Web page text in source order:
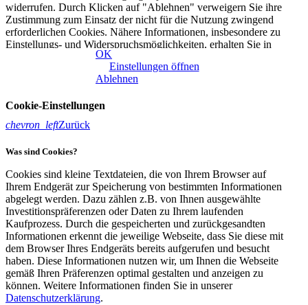
widerrufen. Durch Klicken auf "Ablehnen" verweigern Sie ihre
Zustimmung zum Einsatz der nicht für die Nutzung zwingend
erforderlichen Cookies. Nähere Informationen, insbesondere zu
Einstellungs- und Widerspruchsmöglichkeiten, erhalten Sie in
Datenschutzerklärung
Ablehnen
Einstellungen öffnen
OK
Cookie-Einstellungen
chevron_leftZurück
Was sind Cookies?
Cookies sind kleine Textdateien, die von Ihrem Browser auf
Ihrem Endgerät zur Speicherung von bestimmten Informationen
abgelegt werden. Dazu zählen z.B. von Ihnen ausgewählte
Investitionspräferenzen oder Daten zu Ihrem laufenden
Kaufprozess. Durch die gespeicherten und zurückgesandten
Informationen erkennt die jeweilige Webseite, dass Sie diese mit
dem Browser Ihres Endgeräts bereits aufgerufen und besucht
haben. Diese Informationen nutzen wir, um Ihnen die Webseite
gemäß Ihren Präferenzen optimal gestalten und anzeigen zu
können. Weitere Informationen finden Sie in unserer
Datenschutzerklärung.